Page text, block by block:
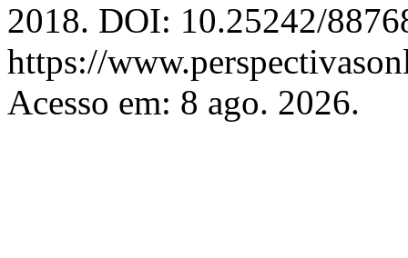
2018. DOI: 10.25242/
https://
Acesso em: 8 ago. 2026.